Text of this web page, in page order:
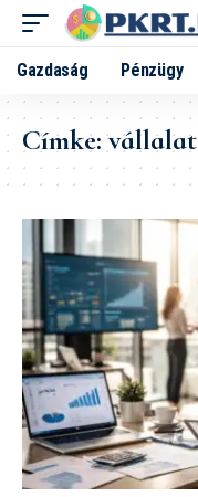
Gazdaság Pénzügy
Címke:vállalat